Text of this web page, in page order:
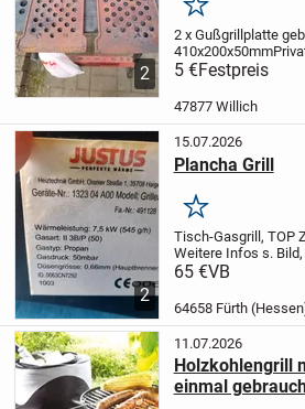
2
Merken
2 x Gußgrillplatte
410x200x50mm
Gewährleistungen.
Rücknahme, kein
vor Gebotsende
5 €Festpreis
47877 Willich
2
15.07.2026
Plancha Grill
Merken
Tisch-Gasgrill, TOP
Weitere Infos s.
Reservierung möglich
65 €VB
64658 Fürth
11.07.2026
Holzkohlengrill
einmal